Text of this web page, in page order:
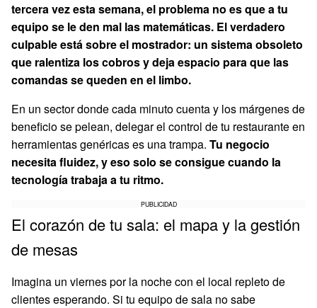
tercera vez esta semana, el problema no es que a tu
equipo se le den mal las matemáticas. El verdadero
culpable está sobre el mostrador: un sistema obsoleto
que ralentiza los cobros y deja espacio para que las
comandas se queden en el limbo.
En un sector donde cada minuto cuenta y los márgenes de
beneficio se pelean, delegar el control de tu restaurante en
herramientas genéricas es una trampa. Tu negocio
necesita fluidez, y eso solo se consigue cuando la
tecnología trabaja a tu ritmo.
PUBLICIDAD
El corazón de tu sala: el mapa y la gestión
de mesas
Imagina un viernes por la noche con el local repleto de
clientes esperando. Si tu equipo de sala no sabe